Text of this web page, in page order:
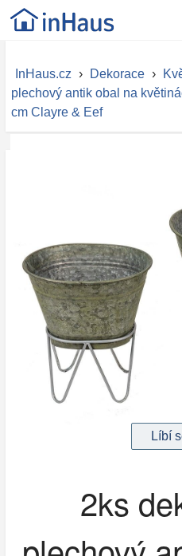
InHaus.cz › Dekorace ›
plechový antik obal na
cm Clayre & Eef
2ks